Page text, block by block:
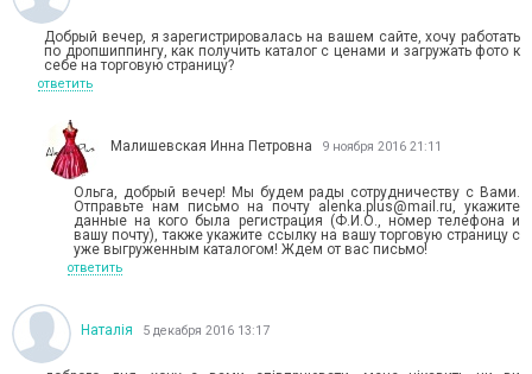
Добрый вечер, я зарегистрировалась на вашем сайте, хочу работать
по дропшиппингу, как получить каталог с ценами и загружать фото к
себе на торговую страницу?
ответить
Малишевская Инна Петровна 9 ноября 2016 21:11
Ольга, добрый вечер! Мы будем рады сотрудничеству с Вами.
Отправьте нам письмо на почту alenka.plus@mail.ru, укажите
данные на кого была регистрация (Ф.И.О., номер телефона и
вашу почту), также укажите ссылку на вашу торговую страницу с
уже выгруженным каталогом! Ждем от вас письмо!
ответить
Наталія 5 декабря 2016 13:17